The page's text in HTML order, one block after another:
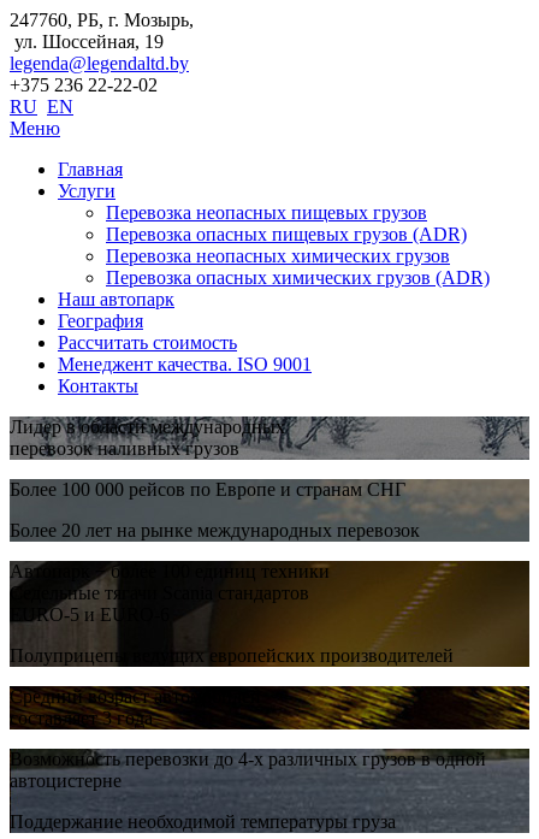
247760, РБ, г. Мозырь,
ул. Шоссейная, 19
legenda@legendaltd.by
+375 236 22-22-02
RU EN
Меню
Главная
Услуги
Перевозка неопасных пищевых грузов
Перевозка опасных пищевых грузов (ADR)
Перевозка неопасных химических грузов
Перевозка опасных химических грузов (ADR)
Наш автопарк
География
Рассчитать стоимость
Менеджент качества. ISO 9001
Контакты
Лидер в области международных
перевозок наливных грузов
Более 100 000 рейсов по Европе и странам СНГ
Более 20 лет на рынке международных перевозок
Автопарк − более 100 единиц техники
Седельные тягачи Scania стандартов
EURO-5 и EURO-6
Полуприцепы ведущих европейских производителей
Средний возраст автомобилей
составляет 3 года
Возможность перевозки до 4-х различных грузов в одной
автоцистерне
Поддержание необходимой температуры груза